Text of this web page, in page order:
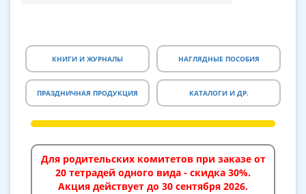
КНИГИ И ЖУРНАЛЫ НАГЛЯДНЫЕ ПОСОБИЯ
ПРАЗДНИЧНАЯ ПРОДУКЦИЯ КАТАЛОГИ И ДР.
Для родительских комитетов при заказе от
20 тетрадей одного вида - скидка 30%.
Акция действует до 30 сентября 2026.